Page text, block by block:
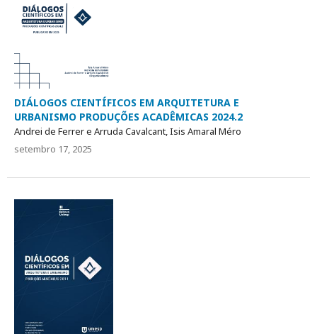
DIÁLOGOS CIENTÍFICOS EM ARQUITETURA E
URBANISMO PRODUÇÕES ACADÊMICAS 2024.2
Andrei de Ferrer e Arruda Cavalcant, Isis Amaral Méro
setembro 17, 2025